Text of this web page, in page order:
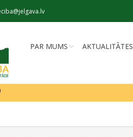
PAR MUMS AKTUALITĀTES